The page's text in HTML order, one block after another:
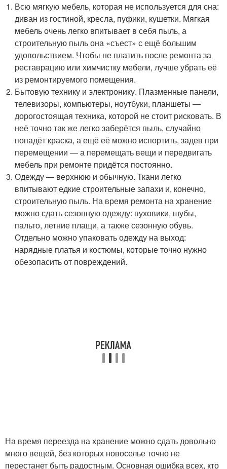
Всю мягкую мебель, которая не используется для сна:
диван из гостиной, кресла, пуфики, кушетки. Мягкая
мебель очень легко впитывает в себя пыль, а
строительную пыль она «съест» с ещё большим
удовольствием. Чтобы не платить после ремонта за
реставрацию или химчистку мебели, лучше убрать её
из ремонтируемого помещения.
Бытовую технику и электронику. Плазменные панели,
телевизоры, компьютеры, ноутбуки, планшеты —
дорогостоящая техника, которой не стоит рисковать. В
неё точно так же легко заберётся пыль, случайно
попадёт краска, а ещё её можно испортить, задев при
перемещении — а перемещать вещи и передвигать
мебель при ремонте придётся постоянно.
Одежду — верхнюю и обычную. Ткани легко
впитывают едкие строительные запахи и, конечно,
строительную пыль. На время ремонта на хранение
можно сдать сезонную одежду: пуховики, шубы,
пальто, летние плащи, а также сезонную обувь.
Отдельно можно упаковать одежду на выход:
нарядные платья и костюмы, которые точно нужно
обезопасить от повреждений.
На время переезда на хранение можно сдать довольно
много вещей, без которых новоселье точно не
перестанет быть радостным. Основная ошибка всех, кто